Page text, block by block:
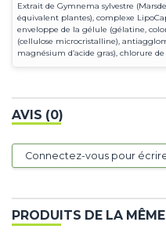
Extrait de Gymnema sylvestre
équivalent plantes), complexe
enveloppe de la gélule (gélatine,
(cellulose microcristalline),
magnésium d’acide gras), chlorure
AVIS (0)
Connectez-vous pour
PRODUITS DE LA